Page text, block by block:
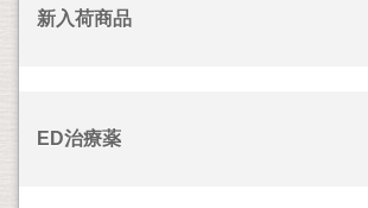
新入荷商品
ED治療薬